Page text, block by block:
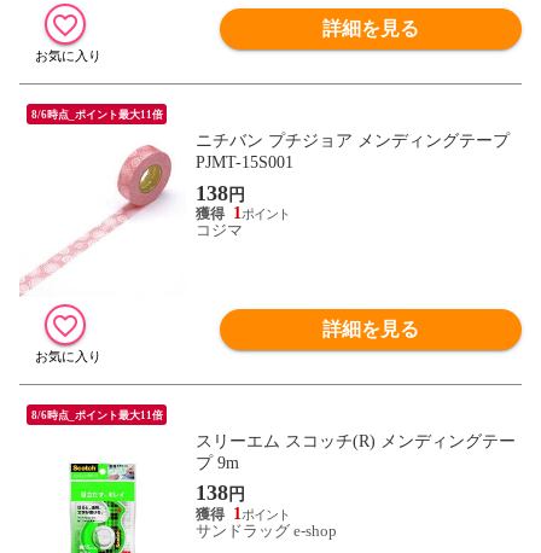
詳細を見る
8/6時点_ポイント最大11倍
ニチバン プチジョア メンディングテープ
PJMT-15S001
138円
1
コジマ
詳細を見る
8/6時点_ポイント最大11倍
スリーエム スコッチ(R) メンディングテー
プ 9m
138円
1
サンドラッグ e-shop